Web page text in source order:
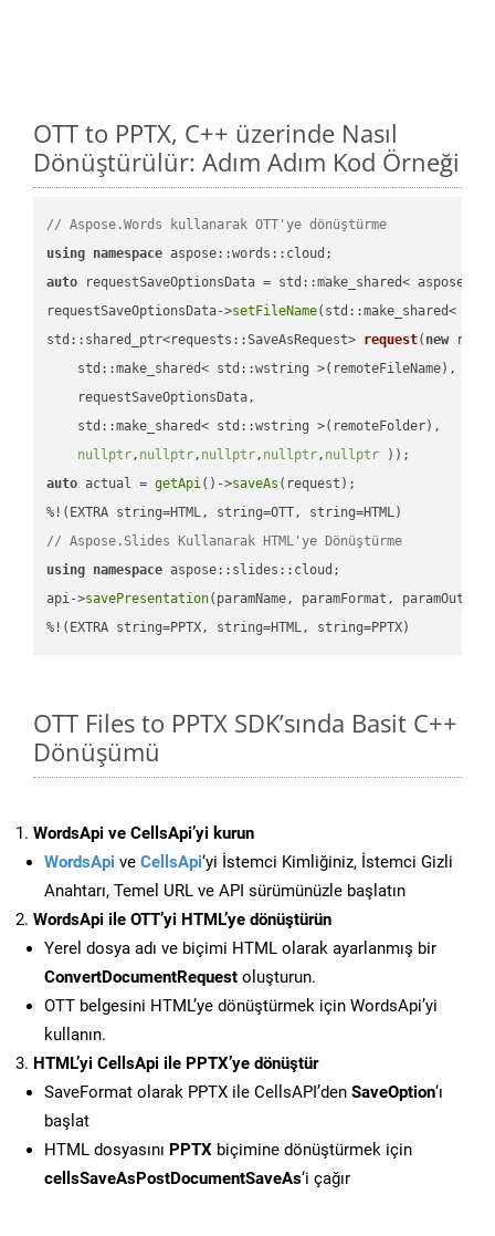
OTT to PPTX, C++ üzerinde Nasıl
Dönüştürülür: Adım Adım Kod Örneği
// Aspose.Words kullanarak OTT'ye dönüştürme
using namespace
auto requestSaveOptionsData = std::make_shared<
requestSaveOptionsData->setFileName(std::make_shared<
std::shared_ptr<requests::SaveAsRequest> request( new
    std::make_shared< std::wstring >(remoteFileName),
    requestSaveOptionsData,
    std::make_shared< std::wstring >(remoteFolder),
nullptr, nullptr, nullptr, nullptr, nullptr ))
auto actual = getApi()->saveAs (request);
// Aspose.Slides Kullanarak HTML'ye Dönüştürme
using namespace aspose::slides::cloud;
api->savePresentation(paramName, paramFormat,
%!(EXTRA string=PPTX, string=HTML, string=PPTX)
OTT Files to PPTX SDK’sında Basit C++
Dönüşümü
WordsApi ve CellsApi’yi kurun
WordsApi ve CellsApi‘yi İstemci Kimliğiniz, İstemci Gizli
Anahtarı, Temel URL ve API sürümünüzle başlatın
WordsApi ile OTT’yi HTML’ye dönüştürün
Yerel dosya adı ve biçimi HTML olarak ayarlanmış bir
ConvertDocumentRequest oluşturun.
OTT belgesini HTML’ye dönüştürmek için WordsApi’yi
kullanın.
HTML’yi CellsApi ile PPTX’ye dönüştür
SaveFormat olarak PPTX ile CellsAPI’den SaveOption‘ı
başlat
HTML dosyasını PPTX biçimine dönüştürmek için
cellsSaveAsPostDocumentSaveAs‘i çağır